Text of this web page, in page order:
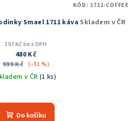
Smael 1711 káva Skladem v ČR
397 Kč bez DPH
480 Kč
999 Kč (–51 %)
v ČR (1 ks)
hodnocení
produktu
Do košíku
KÓD: 1711-COFFEE